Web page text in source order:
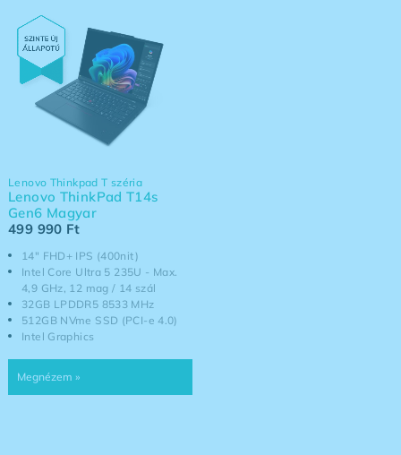
14" FHD+ IPS (400nit)
Intel Core Ultra 5 235U - Max.
4,9 GHz, 12 mag / 14 szál
32GB LPDDR5 8533 MHz
512GB NVme SSD (PCI-e 4.0)
Intel Graphics
Lenovo Thinkpad T széria
Lenovo ThinkPad T14s
Gen6 Magyar
499 990 Ft